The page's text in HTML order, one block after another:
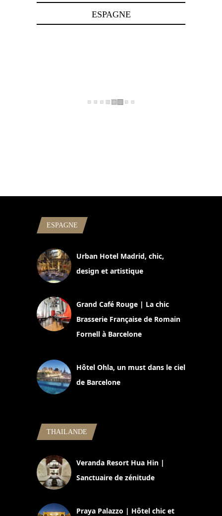
ESPAGNE
ESPAGNE
Urban Hotel Madrid, chic,
design et artistique
Grand Café Rouge | La chic
Brasserie Française de Romain
Fornell à Barcelone
Hôtel Ohla, un must dans le ciel
de Barcelone
THAILANDE
Veranda Resort Hua Hin |
Sanctuaire de zénitude
Praya Palazzo | Hôtel chic et